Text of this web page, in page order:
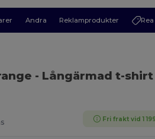
Andra Reklamprodukter Rea
- Långärmad t-
Fri frakt vid 1